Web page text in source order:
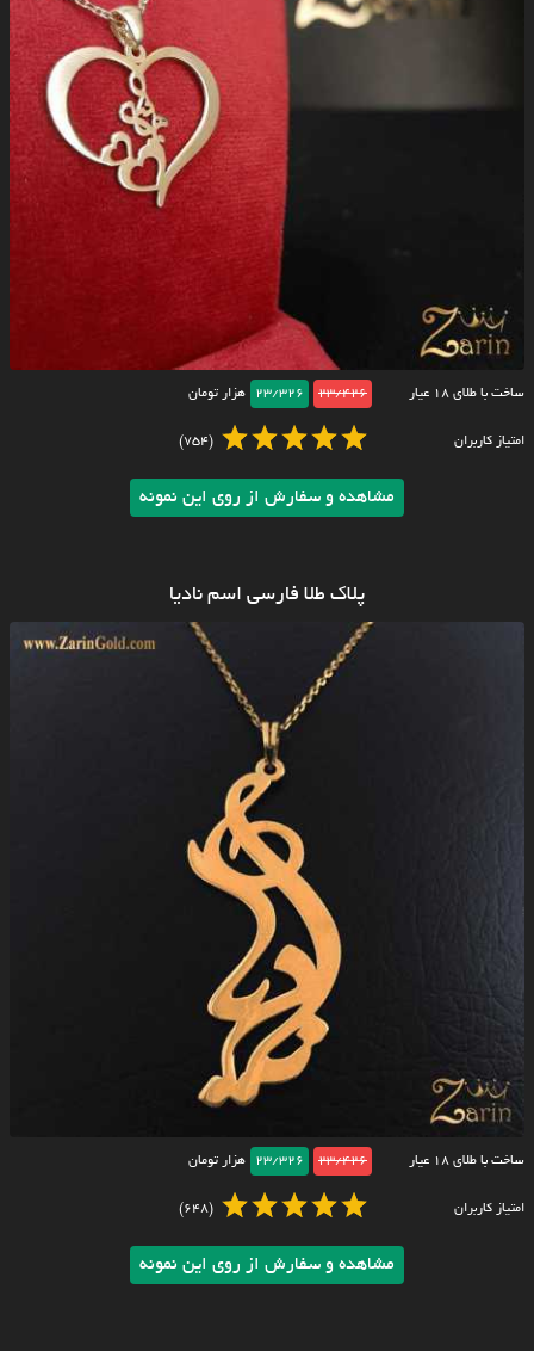
ساخت با طلای ۱۸ عیار 23/426
23/326 هزار تومان
امتیاز کاربران (754)
مشاهده و سفارش از روی این نمونه
پلاک طلا فارسی اسم نادیا
ساخت با طلای ۱۸ عیار 23/426
23/326 هزار تومان
امتیاز کاربران (648)
مشاهده و سفارش از روی این نمونه